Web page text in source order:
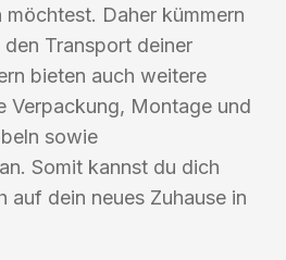
Daher kümmern
Transport deiner
bieten auch weitere
Verpackung, Montage und
sowie
Somit kannst du dich
auf dein neues Zuhause in